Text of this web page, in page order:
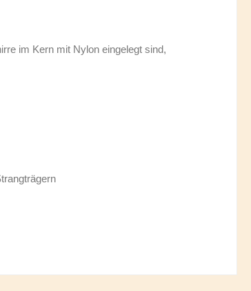
im Kern mit Nylon eingelegt sind,